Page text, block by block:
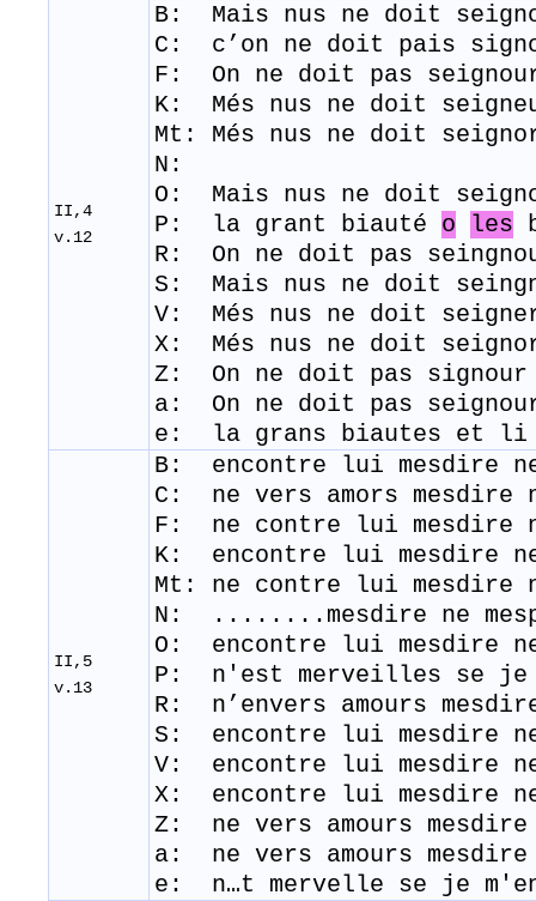
II,4
v.12
B: Mais nus ne doit
C: c’on ne doit pais
F: On ne doit pas
K: Més nus ne doit
Mt: Més nus ne doit
N:
O: Mais nus ne doit
P: la grant biauté o les
R: On ne doit pas
S: Mais nus ne doit
V: Més nus ne doit
​X: Més nus ne doit
Z: On ne doit pas signour
a: On ne doit pas
e: la grans biautes et
II,5
v.13
B: encontre lui mesdire ne
C: ne vers amors mesdire
F: ne contre lui mesdire
K: encontre lui mesdire ne
Mt: ne contre lui mesdire
N: ........mesdire ne
O: encontre lui mesdire
P: n'est merveilles se je
R: n’envers amours
S: encontre lui mesdire
V: encontre lui mesdire
X: encontre lui mesdire
Z: ne vers amours
a: ne vers amours
e: n…t mervelle se je